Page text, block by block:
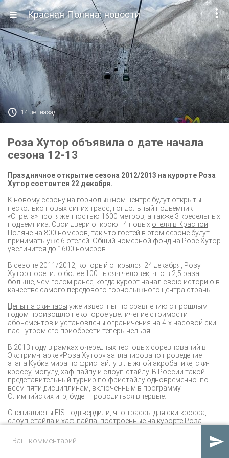

Красная Поляна: новости
 14 лет назад
Роза Хутор объявила о дате начала
сезона 12-13
Праздничное открытие сезона 2012/2013 на курорте Роза
Хутор состоится 22 декабря.
К новому сезону на горнолыжном центре будут открыты
несколько новых синих трасс, гондольный подъемник
«Стрела» протяженностью 1600 метров, а также 3 кресельных
подъемника. Свои двери откроют 4 новых отеля в Красной
Поляне на 800 номеров, так что гостей в этом сезоне будут
принимать уже 6 отелей. Общий номерной фонд на Розе Хутор
увеличится до 1600 номеров.
В сезоне 2011/2012, который открылся 24 декабря, Розу
Хутор посетило более 100 тысяч человек, что в 2,5 раза
больше, чем годом ранее, когда курорт начал свою историю в
качестве самого передового горнолыжного центра страны.
Цены на ски-пасы уже известны: по сравнению с прошлым
годом произошло некоторое увеличение стоимости
абонементов и установлены ограничения на 4-х часовой ски-
пас - утром его приобрести теперь нельзя.
В 2013 году в рамках очередных тестовых соревнований в
Экстрим-парке «Роза Хутор» запланировано проведение
этапа Кубка мира по фристайлу в лыжной акробатике, ски-
кроссу, могулу, хаф-пайпу и слоуп-стайлу. В России такой
представительный турнир по фристайлу одновременно по
всем пяти дисциплинам, включенным в программу
Олимпийских игр, будет проводиться впервые.
Специалисты FIS подтвердили, что трассы для ски-кросса,
слоуп-стайла и хаф-пайпа, построенные на курорте Роза
смогут принять международные соревнования.
